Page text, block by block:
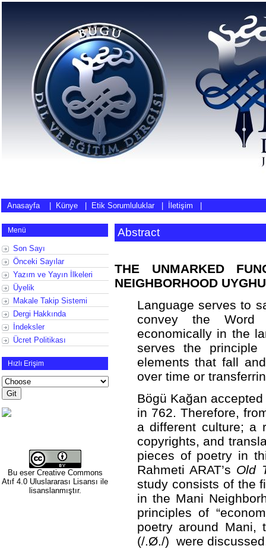
Anasayfa| Künye Etik Sorumluluklar İletişim
Menü
Son Sayı
Önceki Sayılar
Yazım ve Yayın İlkeleri
Üyelik
Makale Takip Sistemi
Dergi Hakkında
İndeksler
Ücret Politikası
Hızlı Erişim
Bu eser Creative Commons
Atıf 4.0 Uluslararası Lisansı ile
lisanslanmıştır.
Abstract
THE UNMARKED
NEIGHBORHOOD
Language serves to
convey the
economically in the
serves the principle
elements that fall
over time or
Bögü Kağan
in 762. Therefore,
a different culture; a
copyrights, and
pieces of poetry in
Rahmeti ARAT’s Old
study consists of the
in the Mani
principles of
poetry around Mani,
(/.Ø./) were